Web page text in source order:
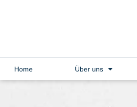
Home Über uns